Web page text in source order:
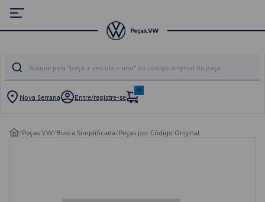
Nova Serrana Entre/registre-se
0
/Peças VW/Busca Simplificada/Peças por Código Original